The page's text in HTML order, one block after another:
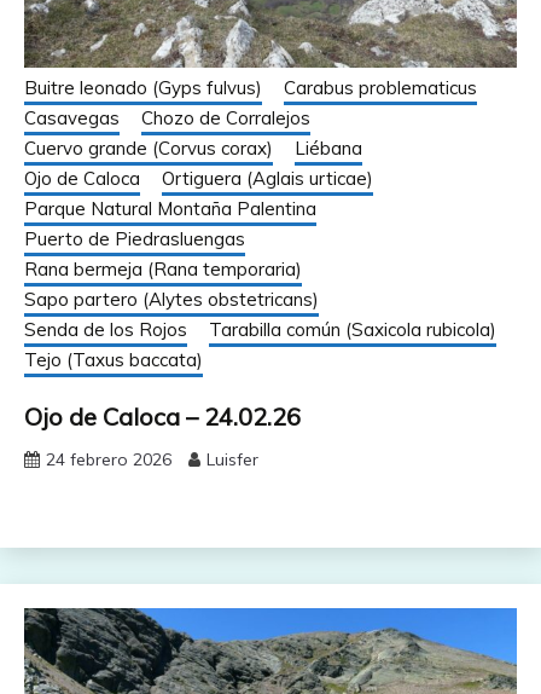
Buitre leonado (Gyps fulvus)
Carabus problematicus
Casavegas
Chozo de Corralejos
Cuervo grande (Corvus corax)
Liébana
Ojo de Caloca
Ortiguera (Aglais urticae)
Parque Natural Montaña Palentina
Puerto de Piedrasluengas
Rana bermeja (Rana temporaria)
Sapo partero (Alytes obstetricans)
Senda de los Rojos
Tarabilla común (Saxicola rubicola)
Tejo (Taxus baccata)
Ojo de Caloca – 24.02.26
24 febrero 2026 Luisfer